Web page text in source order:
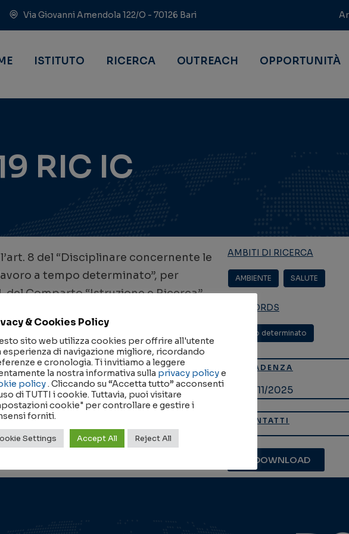
Via Giovanni Amendola 122/O - 70126 Bari
ISTITUTO RICERCA OUTREACH OPPORTUNITÀ
RIC IC
8 del “Disciplinare concernente le
a tempo determinato”, per
del Comparto “Istruzione e Ricerca”
di una unità di personale con
presso l’Istituto di Cristallografia
AMBITI DI RICERCA
AMBIENTE SALUTE
KEYWORDS
tempo determinato
SCADENZA
06/11/2025
CONTATTI
DOWNLOAD
& Cookies Policy
sito web utilizza cookies per offrire all'utente
esperienza di navigazione migliore, ricordando
e cronologia. Ti invitiamo a leggere
la nostra informativa sulla privacy policye
policy. Cliccando su “Accetta tutto” acconsenti
di TUTTI i cookie. Tuttavia, puoi visitare
cookie" per controllare e gestire i
forniti.
Settings Accept All Reject All